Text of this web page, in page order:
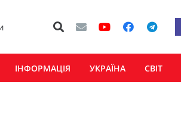
ІНФОРМАЦІЯ УКРАЇНА СВІТ